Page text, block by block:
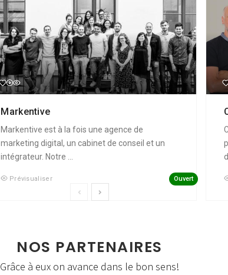
Markentive
Markentive est à la fois une agence de
marketing digital, un cabinet de conseil et un
intégrateur. Notre ...
Prévisualiser Ouvert
NOS PARTENAIRES
Grâce à eux on avance dans le bon sens!